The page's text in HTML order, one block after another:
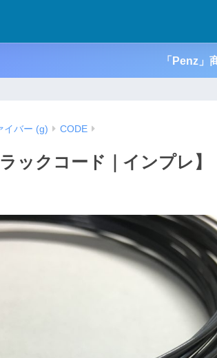
「Penz」
イバー (g) CODE
ックコード｜インプレ】